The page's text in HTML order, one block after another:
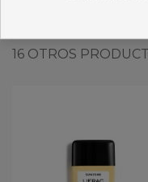
16 OTROS